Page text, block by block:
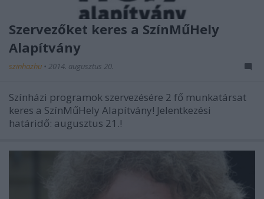
Szervezőket keres a SzínMűHely
Alapítvány
szinhazhu • 2014. augusztus 20.
Színházi programok szervezésére 2 fő munkatársat
keres a SzínMűHely Alapítvány! Jelentkezési
határidő: augusztus 21.!